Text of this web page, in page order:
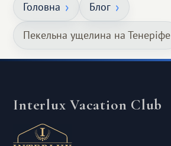
Головна Блог
Пекельна ущелина на Тенеріфе
Interlux Vacation Club